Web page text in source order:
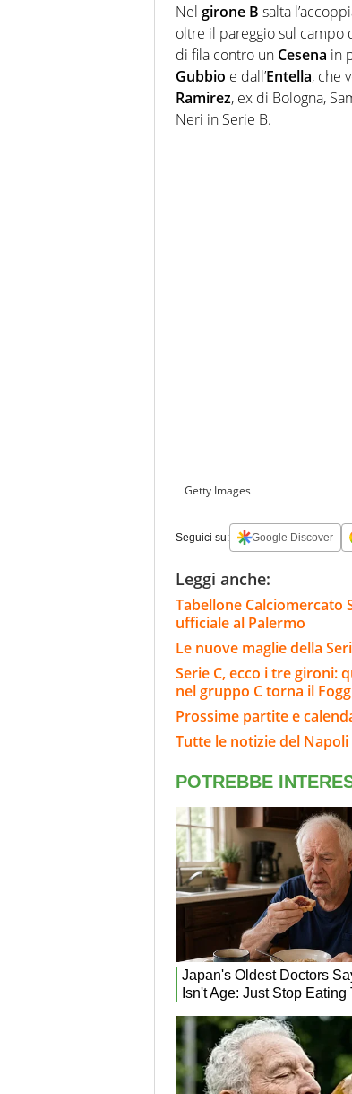
Nel girone B salta
oltre il pareggio sul campo
di fila contro un Cesena in
Gubbio e dall’Entella, che
Ramirez, ex di Bologna,
Neri in Serie B.
Getty Images
Seguici su: Google Discover
Leggi anche:
Tabellone Calciomercato
ufficiale al Palermo
Le nuove maglie della
Serie C, ecco i tre gironi:
nel gruppo C torna il
Prossime partite e
Tutte le notizie del Napoli